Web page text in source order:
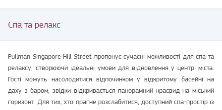
Спа та релакс
Pullman Singapore Hill Street пропонує сучасні можливості для спа та
релаксу, створюючи ідеальні умови для відновлення у центрі міста.
Гості можуть насолодитися відпочинком у відкритому басейні на
даху з баром, звідки відкривається панорамний краєвид на міський
горизонт. Для тих, хто прагне розслабитися, доступний спа-простір із